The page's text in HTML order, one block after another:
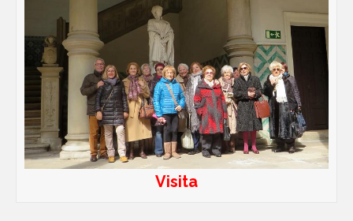
Visita